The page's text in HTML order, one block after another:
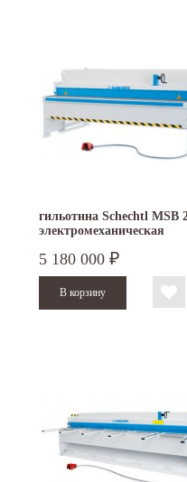
гильотина Schechtl MSB
электромеханическая
5 180 000 ₽